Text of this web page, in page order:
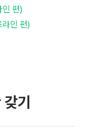
인 편)
라인 편)
기